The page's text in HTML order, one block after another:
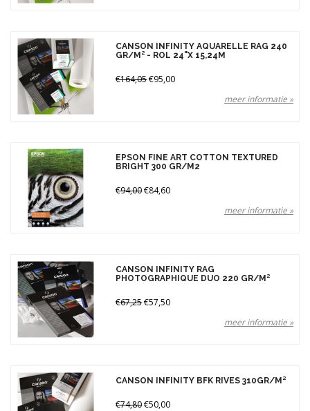
CANSON INFINITY AQUARELLE RAG 240
GR/M² - ROL 24"X 15,24M
€164,05€95,00
meer informatie »
EPSON FINE ART COTTON TEXTURED
BRIGHT 300 GR/M2
€94,00€84,60
meer informatie »
CANSON INFINITY RAG
PHOTOGRAPHIQUE DUO 220 GR/M²
€67,25€57,50
meer informatie »
CANSON INFINITY BFK RIVES 310GR/M²
€74,80€50,00